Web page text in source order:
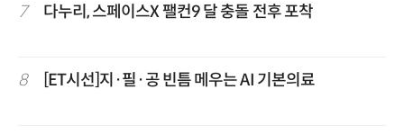
7 다누리, 스페이스X 팰컨9 달 충돌 전후 포착
8 [ET시선]지·필·공 빈틈 메우는 AI 기본의료